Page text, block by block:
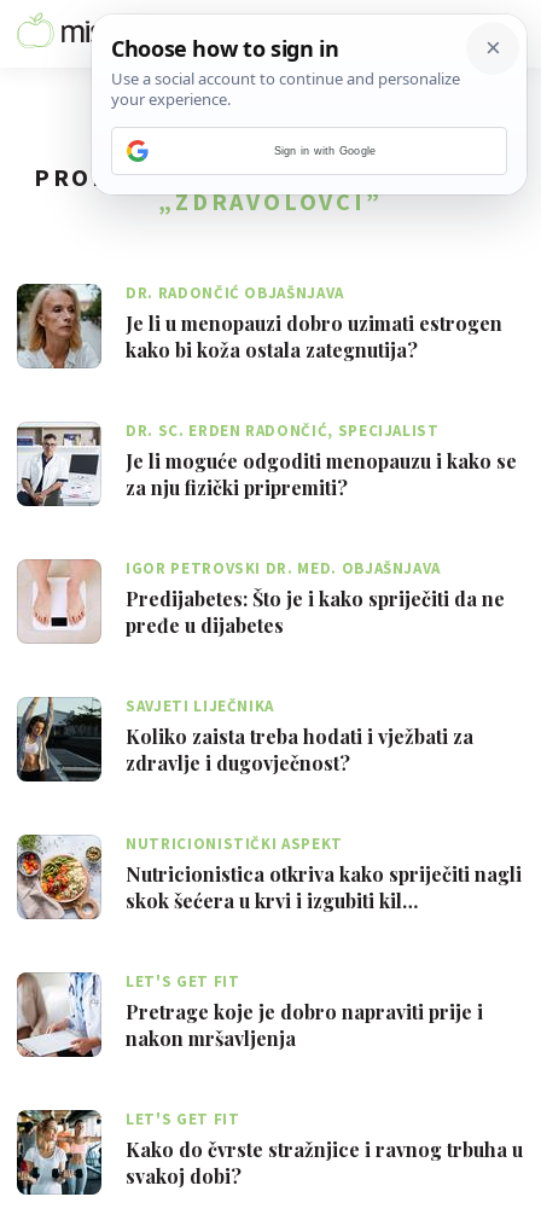
PRONAĐENO13REZULTATA ZA TAG
„ZDRAVOLOVCI”
DR. RADONČIĆ OBJAŠNJAVA
Je li u menopauzi dobro uzimati estrogen
kako bi koža ostala zategnutija?
DR. SC. ERDEN RADONČIĆ, SPECIJALIST
GINEKOLOGIJE I PORODNIŠTVA
Je li moguće odgoditi menopauzu i kako se
za nju fizički pripremiti?
IGOR PETROVSKI DR. MED. OBJAŠNJAVA
Predijabetes: Što je i kako spriječiti da ne
pređe u dijabetes
SAVJETI LIJEČNIKA
Koliko zaista treba hodati i vježbati za
zdravlje i dugovječnost?
NUTRICIONISTIČKI ASPEKT
Nutricionistica otkriva kako spriječiti nagli
skok šećera u krvi i izgubiti kil…
LET'S GET FIT
Pretrage koje je dobro napraviti prije i
nakon mršavljenja
LET'S GET FIT
Kako do čvrste stražnjice i ravnog trbuha u
svakoj dobi?
Sign in with Google